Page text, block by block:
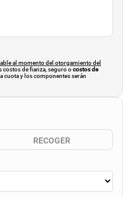
al momento del otorgamiento del
costos de fianza, seguro ocostos de
cuota y los componentes serán
RECOGER